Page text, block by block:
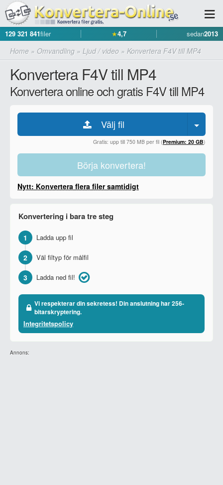
129 321 841filer ★4,7 sedan2013
Home » Omvandling » Ljud / video » Konvertera F4V till MP4
Konvertera F4V till MP4
Konvertera online och gratis F4V till MP4
Välj fil
Gratis: upp till 750 MB per fil (Premium: 20 GB)
Börja konvertera!
Nytt: Konvertera flera filer samtidigt
Konvertering i bara tre steg
1 Ladda upp fil
2 Väl filtyp för målfil
3 Ladda ned fil!
Vi respekterar din sekretess! Din anslutning har 256-
bitarskryptering.
Integritetspolicy
Annons: